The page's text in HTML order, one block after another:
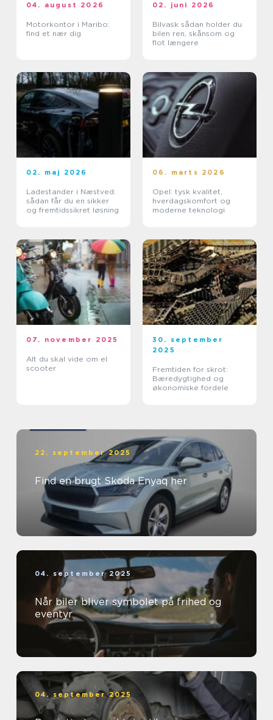
04. august 2026
Motorkontor i Maribo:
find et nær dig
02. juni 2026
Bilvask sådan holder du
bilen ren, skånsom og
flot længere
02. maj 2026
Ladestander i Næstved:
sådan får du en sikker
og fremtidssikret løsning
06. marts 2026
Opel: tysk kvalitet,
hverdagskomfort og
moderne teknologi
07. november 2025
Alt du skal vide om el
scooter
30. september
2025
Fremtiden for skrot:
Bæredygtighed og
økonomiske fordele
22. september 2025
Find en brugt Skoda Enyaq her
04. september 2025
Når biler bliver symbolet på frihed og
eventyr
04. september 2025